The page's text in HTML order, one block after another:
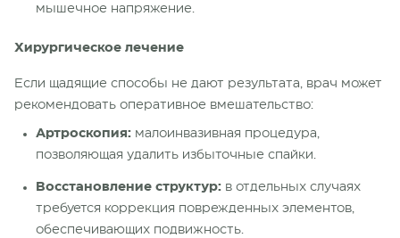
мышечное напряжение.
Хирургическое лечение
Если щадящие способы не дают результата, врач может
рекомендовать оперативное вмешательство:
Артроскопия: малоинвазивная процедура,
позволяющая удалить избыточные спайки.
Восстановление структур: в отдельных случаях
требуется коррекция поврежденных элементов,
обеспечивающих подвижность.